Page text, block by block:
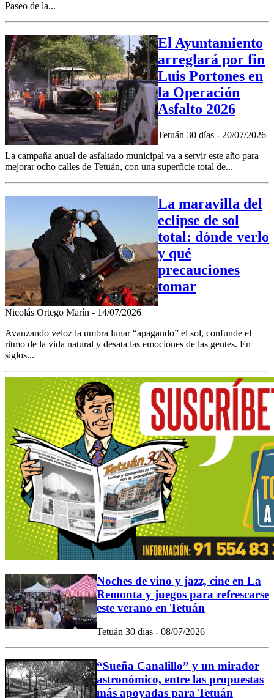
Paseo de la...
El Ayuntamiento
arreglará por fin
Luis Portones en
la Operación
Asfalto 2026
Tetuán 30 días - 20/07/2026
La campaña anual de asfaltado municipal va a servir este año para
mejorar ocho calles de Tetuán, con una superficie total de...
La maravilla del
eclipse de sol
total: dónde verlo
y qué
precauciones
tomar
Nicolás Ortego Marín - 14/07/2026
Avanzando veloz la umbra lunar “apagando” el sol, confunde el
ritmo de la vida natural y desata las emociones de las gentes. En
siglos...
Noches de vino y jazz, cine en La
Remonta y juegos para refrescarse
este verano en Tetuán
Tetuán 30 días - 08/07/2026
“Sueña Canalillo” y un mirador
astronómico, entre las propuestas
más apoyadas para Tetuán